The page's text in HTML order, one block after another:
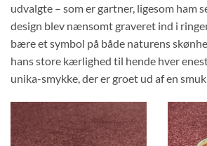
udvalgte – som er gartner, ligesom ham
design blev nænsomt graveret ind i
bære et symbol på både naturens
hans store kærlighed til hende hver
unika-smykke, der er groet ud af en